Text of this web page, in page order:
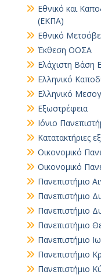
Εθνικό και
(ΕΚΠΑ)
Εθνικό
Έκθεση ΟΟΣΑ
Ελάχιστη Βάση
Ελληνικό
Ελληνικό
Εξωστρέφεια
Ιόνιο
Κατατακτήριες
Οικονομικό
Οικονομικό
Πανεπιστήμιο
Πανεπιστήμιο
Πανεπιστήμιο
Πανεπιστήμιο
Πανεπιστήμιο
Πανεπιστήμιο
Πανεπιστήμιο